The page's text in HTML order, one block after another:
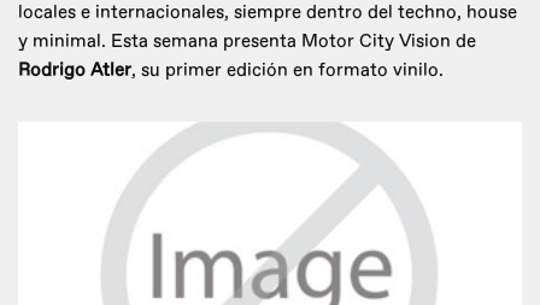
locales e internacionales, siempre dentro del techno, house
y minimal. Esta semana presenta Motor City Vision de
Rodrigo Atler, su primer edición en formato vinilo.